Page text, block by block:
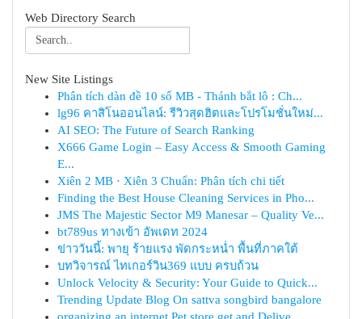
Web Directory Search
New Site Listings
Phân tích dàn đề 10 số MB - Thánh bắt lô : Ch...
lg96 คาสิโนออนไลน์: รีวิวสุดฮิตและโปรโมชั่นใหม่...
AI SEO: The Future of Search Ranking
X666 Game Login – Easy Access & Smooth Gaming
E...
Xiên 2 MB · Xiên 3 Chuẩn: Phân tích chi tiết
Finding the Best House Cleaning Services in Pho...
JMS The Majestic Sector M9 Manesar – Quality Ve...
bt789us ทางเข้า อัพเดท 2024
ข่าววันนี้: พายุ ร้ายแรง พัดกระหน่ำ พื้นที่ภาคใต้
บทวิจารณ์ ไทเกอร์วิน369 แบบ ครบถ้วน
Unlock Velocity & Security: Your Guide to Quick...
Trending Update Blog On sattva songbird bangalore